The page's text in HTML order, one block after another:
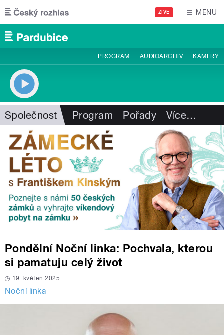
Přejít k hlavnímu obsahu
ŽIVĚ MENU
PROGRAM AUDIOARCHIV KAMERY
Společnost Program Pořady Více…
Pondělní Noční linka: Pochvala, kterou
si pamatuju celý život
19. květen 2025
Noční linka